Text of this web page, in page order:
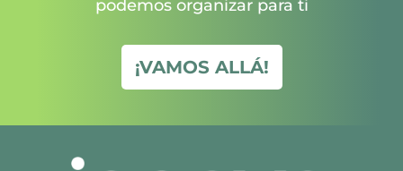
podemos organizar para ti
¡VAMOS ALLÁ!